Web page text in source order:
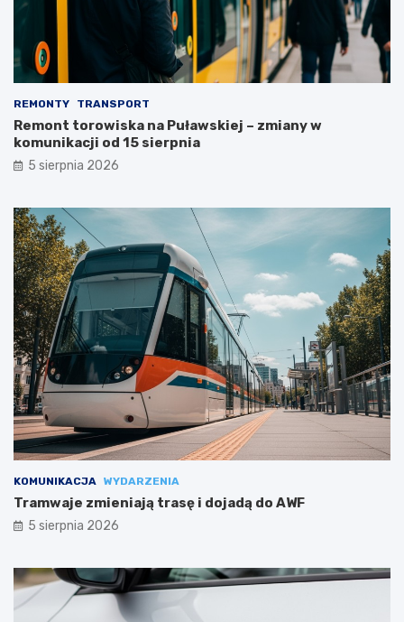
REMONTY TRANSPORT
Remont torowiska na Puławskiej – zmiany w
komunikacji od 15 sierpnia
5 sierpnia 2026
KOMUNIKACJA WYDARZENIA
Tramwaje zmieniają trasę i dojadą do AWF
5 sierpnia 2026